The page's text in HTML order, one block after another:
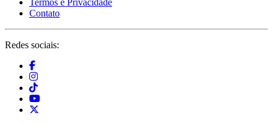
Contato
Redes sociais: